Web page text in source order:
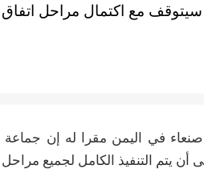
سيتوقف مع اكتمال مراحل
صنعاء في اليمن مقرا له إن
أن يتم التنفيذ الكامل لجميع